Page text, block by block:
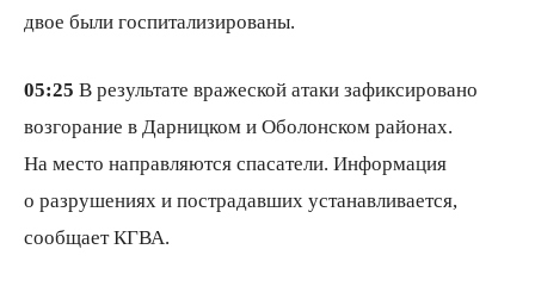
двое были госпитализированы.
05:25 В результате вражеской атаки зафиксировано
возгорание в Дарницком и Оболонском районах.
На место направляются спасатели. Информация
о разрушениях и пострадавших устанавливается,
сообщает КГВА.